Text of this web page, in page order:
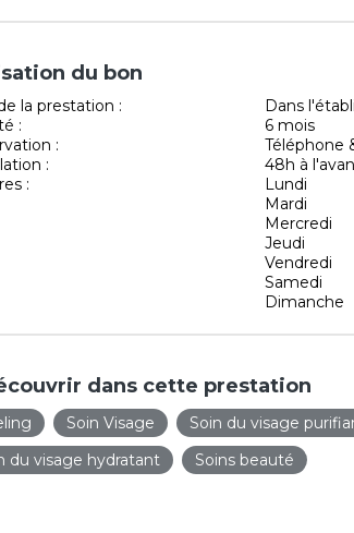
du bon
la prestation :
Dans
:
6 mois
:
Téléphone
:
48h à
:
Lundi
Mardi
Mercredi
Jeudi
Vendredi
Samedi
Dimanche
dans cette prestation
Soin Visage
Soin du visage
du visage hydratant
Soins beauté